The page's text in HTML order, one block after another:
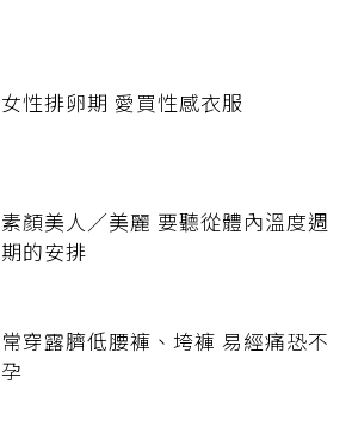
女性排卵期 愛買性感衣服
素顏美人／美麗 要聽從體內溫度週
期的安排
常穿露臍低腰褲、垮褲 易經痛恐不
孕